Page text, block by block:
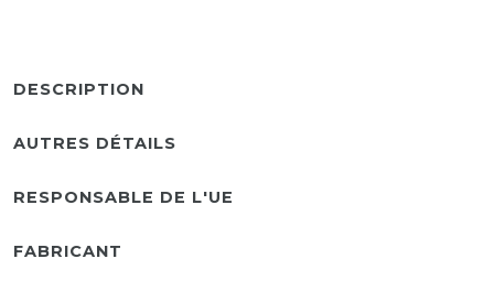
DESCRIPTION
AUTRES DÉTAILS
RESPONSABLE DE L'UE
FABRICANT